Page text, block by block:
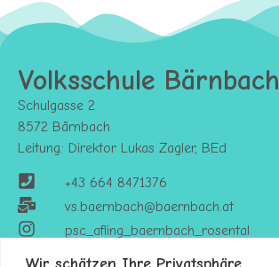
Volksschule Bärnbach
Schulgasse 2
8572 Bärnbach
Leitung: Direktor Lukas Zagler, BEd
+43 664 8471376
vs.baernbach@baernbach.at
psc_afling_baernbach_rosental